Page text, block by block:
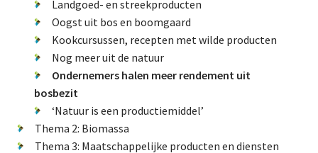
Landgoed- en streekproducten
Oogst uit bos en boomgaard
Kookcursussen, recepten met wilde producten
Nog meer uit de natuur
Ondernemers halen meer rendement uit
bosbezit
‘Natuur is een productiemiddel’
Thema 2: Biomassa
Thema 3: Maatschappelijke producten en diensten
Natuurschoonwet (NSW)
Erfpacht
Verdienmodellen